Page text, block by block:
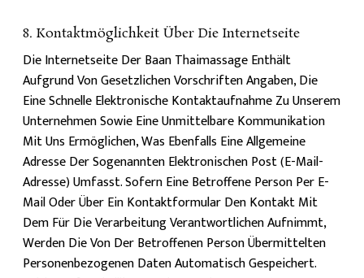
8. Kontaktmöglichkeit Über Die Internetseite
Die Internetseite Der Baan Thaimassage Enthält
Aufgrund Von Gesetzlichen Vorschriften Angaben, Die
Eine Schnelle Elektronische Kontaktaufnahme Zu Unserem
Unternehmen Sowie Eine Unmittelbare Kommunikation
Mit Uns Ermöglichen, Was Ebenfalls Eine Allgemeine
Adresse Der Sogenannten Elektronischen Post (E-Mail-
Adresse) Umfasst. Sofern Eine Betroffene Person Per E-
Mail Oder Über Ein Kontaktformular Den Kontakt Mit
Dem Für Die Verarbeitung Verantwortlichen Aufnimmt,
Werden Die Von Der Betroffenen Person Übermittelten
Personenbezogenen Daten Automatisch Gespeichert.